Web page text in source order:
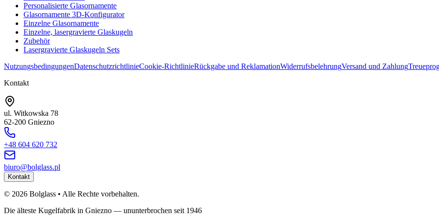
Personalisierte Glasornamente
Glasornamente 3D-Konfigurator
Einzelne Glasornamente
Einzelne, lasergravierte Glaskugeln
Zubehör
Lasergravierte Glaskugeln Sets
NutzungsbedingungenDatenschutzrichtlinieCookie-RichtlinieRückgabe und ReklamationWiderrufsbelehrungVersand und Zahlung
Kontakt
ul. Witkowska 78
62-200 Gniezno
+48 604 620 732
biuro@bolglass.pl
Kontakt
© 2026 Bolglass • Alle Rechte vorbehalten.
Die älteste Kugelfabrik in Gniezno — ununterbrochen seit 1946